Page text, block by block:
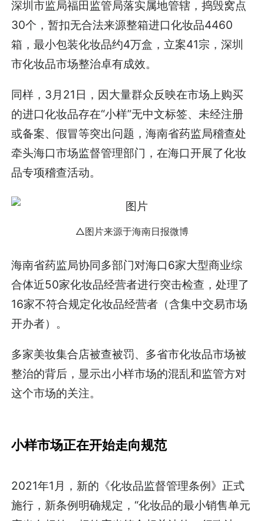
深圳市监局福田监管局落实属地管辖，捣毁窝点
30个，暂扣无合法来源整箱进口化妆品4460
箱，最小包装化妆品约4万盒，立案41宗，深圳
市化妆品市场整治卓有成效。
同样，3月21日，因大量群众反映在市场上购买
的进口化妆品存在“小样”无中文标签、未经注册
或备案、假冒等突出问题，海南省药监局稽查处
牵头海口市场监督管理部门，在海口开展了化妆
品专项稽查活动。
△图片来源于海南日报微博
海南省药监局协同多部门对海口6家大型商业综
合体近50家化妆品经营者进行突击检查，处理了
16家不符合规定化妆品经营者（含集中交易市场
开办者）。
多家美妆集合店被查被罚、多省市化妆品市场被
整治的背后，显示出小样市场的混乱和监管方对
这个市场的关注。
小样市场正在开始走向规范
2021年1月，新的《化妆品监督管理条例》正式
施行，新条例明确规定，“化妆品的最小销售单元